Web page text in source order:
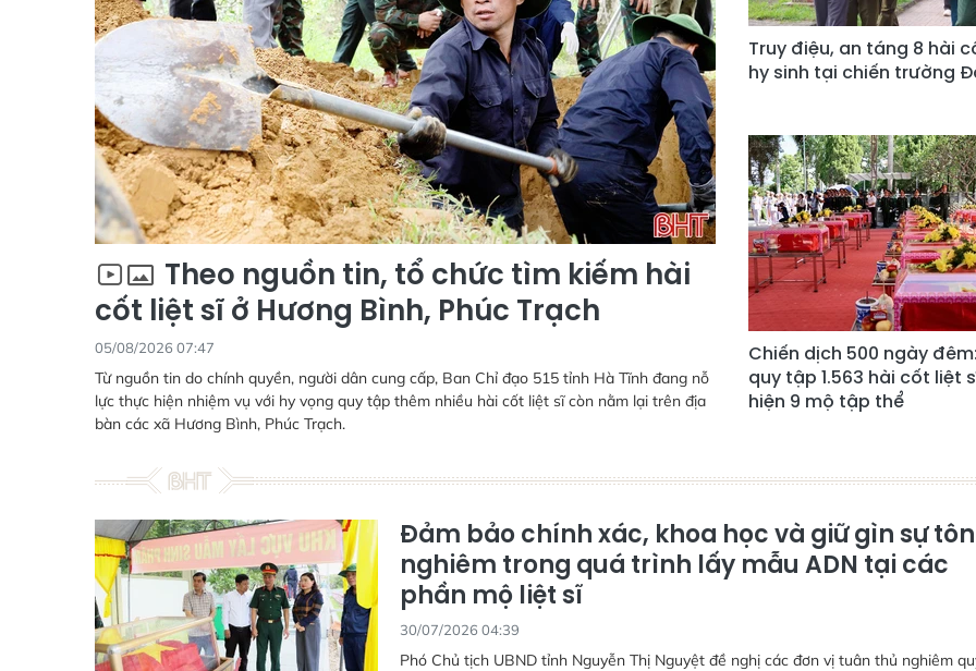
Theo nguồn tin, tổ chức tìm kiếm hài
cốt liệt sĩ ở Hương Bình, Phúc Trạch
05/08/2026 07:47
Từ nguồn tin do chính quyền, người dân cung cấp, Ban Chỉ đạo 515 tỉnh Hà Tĩnh đang nỗ
lực thực hiện nhiệm vụ với hy vọng quy tập thêm nhiều hài cốt liệt sĩ còn nằm lại trên địa
bàn các xã Hương Bình, Phúc Trạch.
Truy điệu, an táng 8 hài
hy sinh tại chiến trường
Chiến dịch 500 ngày
quy tập 1.563 hài cốt liệt
hiện 9 mộ tập thể
Đảm bảo chính xác, khoa học và giữ gìn sự tôn
nghiêm trong quá trình lấy mẫu ADN tại các
phần mộ liệt sĩ
30/07/2026 04:39
Phó Chủ tịch UBND tỉnh Nguyễn Thị Nguyệt đề nghị các đơn vị tuân thủ nghiêm